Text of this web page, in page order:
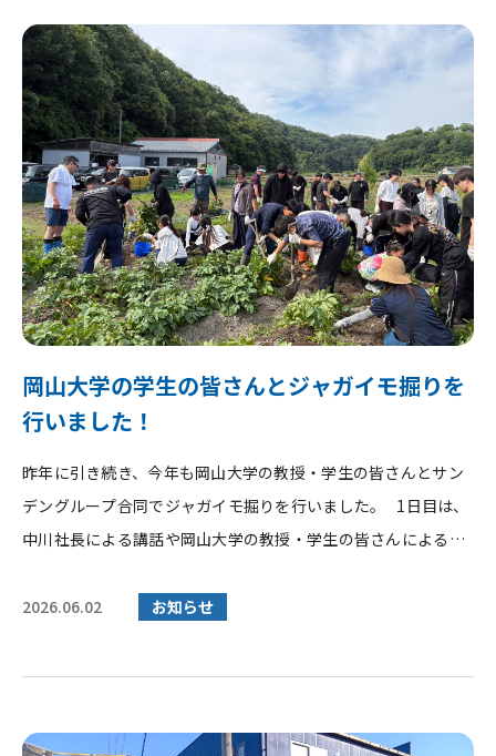
岡山大学の学生の皆さんとジャガイモ掘りを
行いました！
昨年に引き続き、今年も岡山大学の教授・学生の皆さんとサン
デングループ合同でジャガイモ掘りを行いました。 1日目は、
中川社長による講話や岡山大学の教授・学生の皆さんによる講
2026.06.02
お知らせ